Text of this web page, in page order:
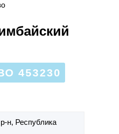
453230
н, Республика